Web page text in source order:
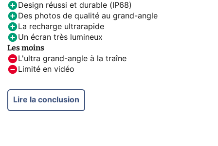
Design réussi et durable (IP68)
Des photos de qualité au grand-angle
La recharge ultrarapide
Un écran très lumineux
Les moins
L'ultra grand-angle à la traîne
Limité en vidéo
Lire la conclusion